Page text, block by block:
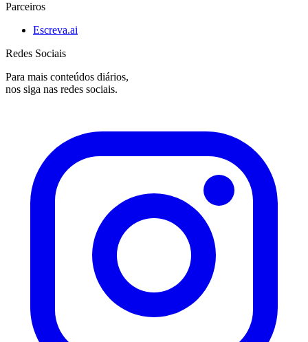
Parceiros
Escreva.ai
Redes Sociais
Para mais conteúdos diários,
nos siga nas redes sociais.